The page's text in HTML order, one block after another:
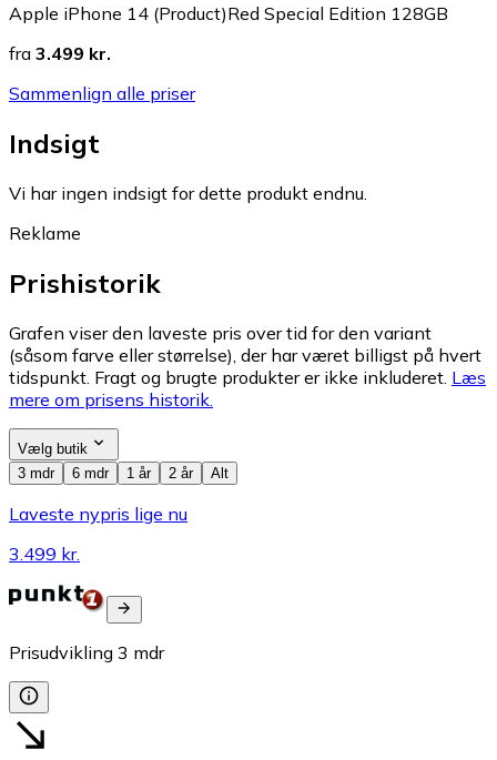
Apple iPhone 14 (Product)Red Special Edition 128GB
fra 3.499 kr.
Sammenlign alle priser
Indsigt
Vi har ingen indsigt for dette produkt endnu.
Reklame
Prishistorik
Grafen viser den laveste pris over tid for den variant
(såsom farve eller størrelse), der har været billigst på hvert
tidspunkt. Fragt og brugte produkter er ikke inkluderet. Læs
mere om prisens historik.
Vælg butik
3 mdr
6 mdr 1 år 2 år Alt
Laveste nypris lige nu
3.499 kr.
Prisudvikling 3 mdr